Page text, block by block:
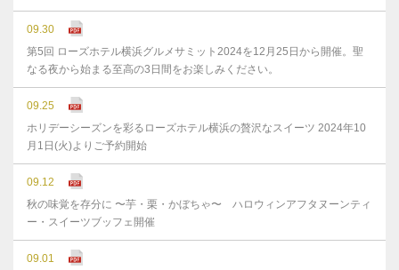
09.30
第5回 ローズホテル横浜グルメサミット2024を12月25日から開催。聖
なる夜から始まる至高の3日間をお楽しみください。
09.25
ホリデーシーズンを彩るローズホテル横浜の贅沢なスイーツ 2024年10
月1日(火)よりご予約開始
09.12
秋の味覚を存分に 〜芋・栗・かぼちゃ〜 ハロウィンアフタヌーンティ
ー・スイーツブッフェ開催
09.01